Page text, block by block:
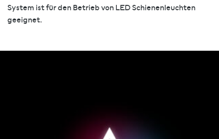
System ist für den Betrieb von LED Schienenleuchten
geeignet.